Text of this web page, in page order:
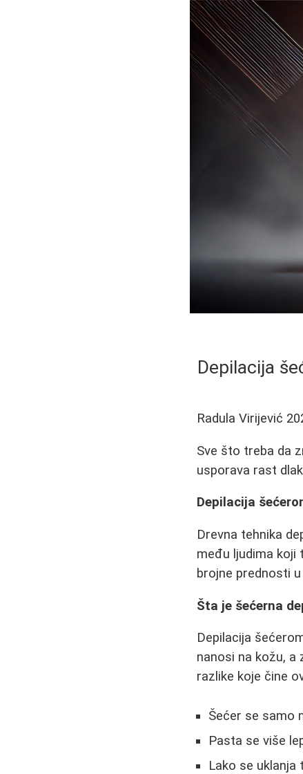
Depilacija
Radula Virijević
Sve što treba da
usporava rast
Depilacija
Drevna tehnika
među ljudima koji
brojne prednosti
Šta je šećerna
Depilacija
nanosi na kožu,
razlike koje čine
Šećer se samo
Pasta se više
Lako se